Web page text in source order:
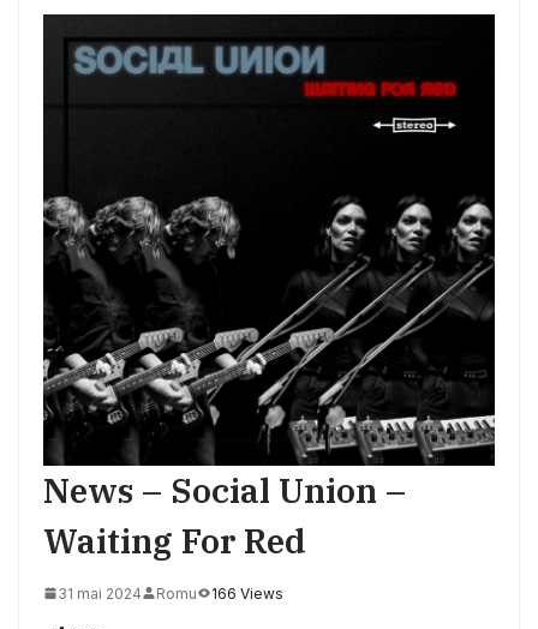
News – Social Union –
Waiting For Red
31 mai 2024 Romu 166 Views